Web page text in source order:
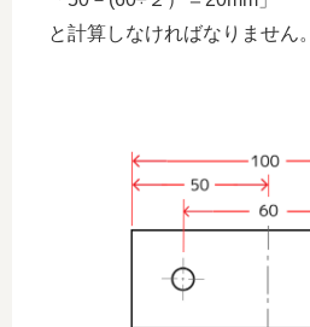
と計算しなければなりません。